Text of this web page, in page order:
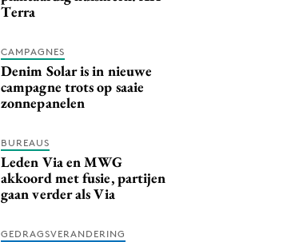
Terra
CAMPAGNES
Denim Solar is in nieuwe
campagne trots op saaie
zonnepanelen
BUREAUS
Leden Via en MWG
akkoord met fusie, partijen
gaan verder als Via
GEDRAGSVERANDERING